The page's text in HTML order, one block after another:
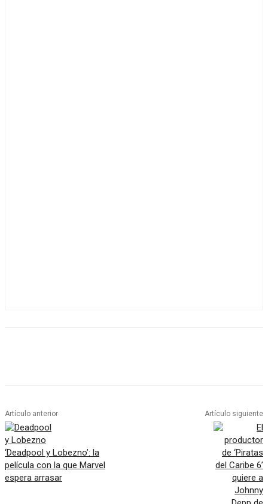
Artículo anterior
‘Deadpool y Lobezno’: la
película con la que Marvel
espera arrasar
Artículo siguiente